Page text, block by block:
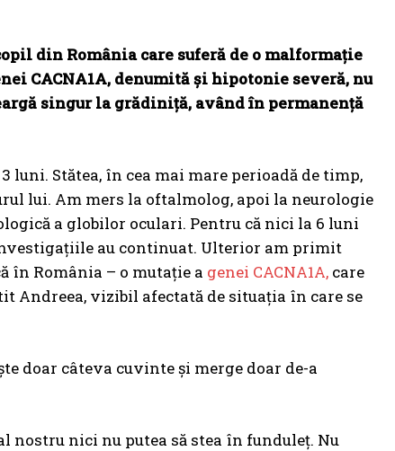
din România care suferă de o malformație
CACNA1A, denumită și hipotonie severă, nu
singur la grădiniță, având în permanență
luni. Stătea, în cea mai mare perioadă de timp,
lui. Am mers la oftalmolog, apoi la neurologie
a globilor oculari. Pentru că nici la 6 luni
au continuat. Ulterior am primit
în România – o mutație a genei CACNA1A, care
Andreea, vizibil afectată de situația în care se
doar câteva cuvinte și merge doar de-a
nostru nici nu putea să stea în funduleț. Nu